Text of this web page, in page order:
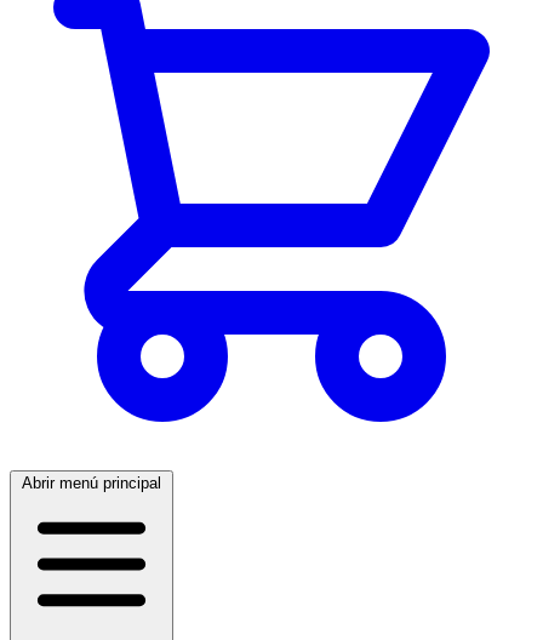
Abrir menú principal